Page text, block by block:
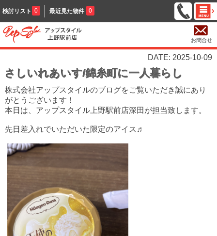
検討リスト 0 最近見た物件 0
お問合せ
DATE: 2025-10-09
さしいれあいす/錦糸町に一人暮らし
株式会社アップスタイルのブログをご覧いただき誠にあり
がとうございます！
本日は、アップスタイル上野駅前店深田が担当致します。
先日差入れでいただいた限定のアイス♬